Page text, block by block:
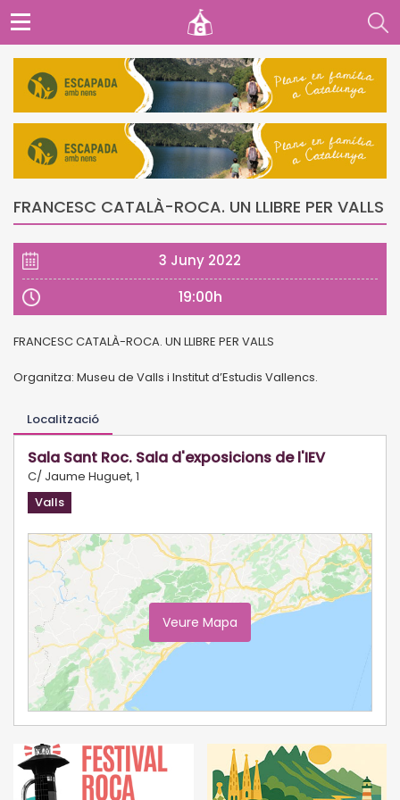
FRANCESC CATALÀ-ROCA. UN LLIBRE PER VALLS
3 Juny 2022
19:00h
FRANCESC CATALÀ-ROCA. UN LLIBRE PER VALLS
Organitza: Museu de Valls i Institut d’Estudis Vallencs.
Localització
Sala Sant Roc. Sala d'exposicions de l'IEV
C/ Jaume Huguet, 1
Valls
Veure Mapa